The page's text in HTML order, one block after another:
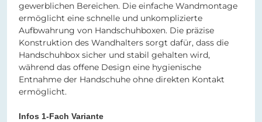
gewerblichen Bereichen. Die einfache Wandmontage
ermöglicht eine schnelle und unkomplizierte
Aufbwahrung von Handschuhboxen. Die präzise
Konstruktion des Wandhalters sorgt dafür, dass die
Handschuhbox sicher und stabil gehalten wird,
während das offene Design eine hygienische
Entnahme der Handschuhe ohne direkten Kontakt
ermöglicht.
Infos 1-Fach Variante